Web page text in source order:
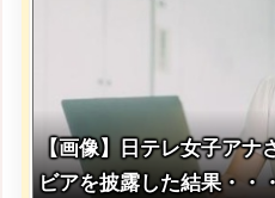
【画像】日テレ女子アナ
ビアを披露した結果・・